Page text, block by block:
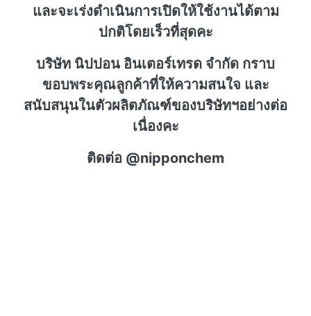
และจะเร่งดำเนินการเปิดให้ใช้งานได้ตาม
ปกติโดยเร็วที่สุดคะ
บริษัท นิปปอน อินเตอร์เทรด จำกัด กราบ
ขอบพระคุณลูกค้าที่ให้ความสนใจ และ
สนับสนุนในตัวผลิตภัณฑ์ของบริษัทฯอย่างต่อ
เนื่องคะ
ติดต่อ @nipponchem